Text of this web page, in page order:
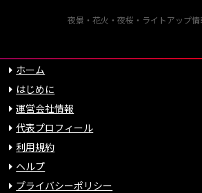
夜景・花火・夜桜・ライトアップ情
ホーム
はじめに
運営会社情報
代表プロフィール
利用規約
ヘルプ
プライバシーポリシー